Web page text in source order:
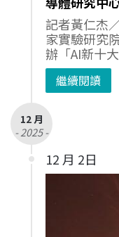
記者黃仁杰
家實驗研究
辦「AI新十大
繼續閱讀
12 月
- 2025 -
12 月 2日